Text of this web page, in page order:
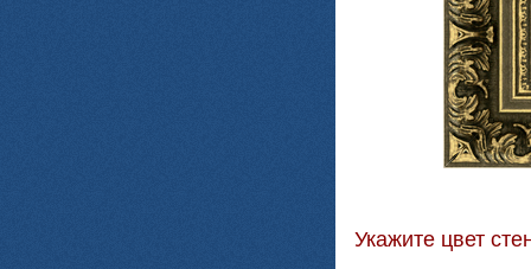
Укажите цвет